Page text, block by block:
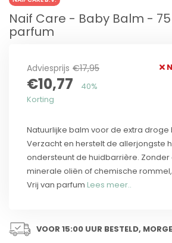
Naif Care - Baby Balm -
parfum
Adviesprijs €17,95
€10,77
40%
Korting
Natuurlijke balm voor de extra droge
Verzacht en herstelt de allerjongste
ondersteunt de huidbarrière. Zonder
minerale oliën of chemische
Vrij van parfum Lees meer..
VOOR 15:00 UUR BESTELD,